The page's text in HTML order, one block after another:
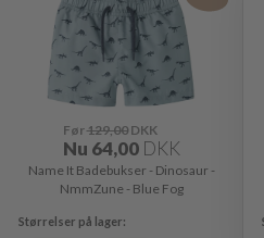
Før129,00DKK
Nu 64,00 DKK
Name It Badebukser - Dinosaur -
NmmZune - Blue Fog